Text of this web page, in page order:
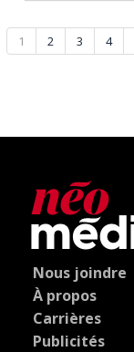
1 2 3 4
Nous joindre
À propos
Carrières
Publicités